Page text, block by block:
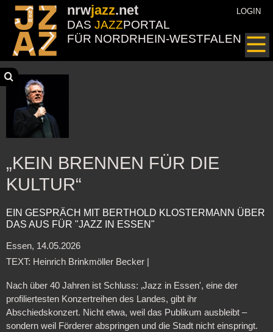
nrwjazz.net
DAS JAZZPORTAL
FÜR NORDRHEIN-WESTFALEN
LOGIN
„KEIN BRENNEN FÜR DIE
KULTUR“
EIN GESPRÄCH MIT BERTHOLD KLOSTERMANN ÜBER
DAS AUS FÜR "JAZZ IN ESSEN"
Essen, 14.05.2026
TEXT: Heinrich Brinkmöller Becker |
Nach über 40 Jahren ist Schluss: ‚Jazz in Essen', eine der
profiliertesten Konzertreihen des Landes, gibt ihr
Abschiedskonzert. Nicht etwa, weil das Publikum ausbleibt –
sondern weil Förderer abspringen und die Stadt nicht einspringt.